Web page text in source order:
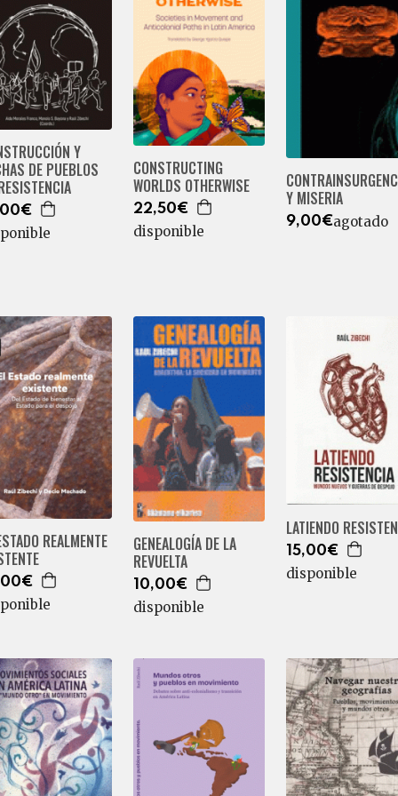
Y
DE PUEBLOS
CONSTRUCTING
WORLDS OTHERWISE
22,50€
disponible
Y MISERIA
9,00€agotado
REALMENTE
GENEALOGÍA DE LA
REVUELTA
10,00€
disponible
LATIENDO
15,00€
disponible